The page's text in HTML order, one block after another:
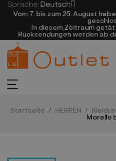
Sprache: Deutsch
Vom 7. bis zum 25. August
In diesem Zeitraum
Rücksendungen werden ab
Startseite HERREN
Morello